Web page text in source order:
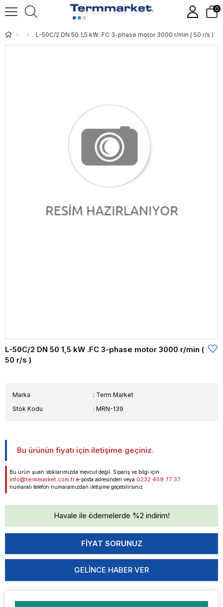
0
L-50C/2 DN 50 1,5 kW .FC 3-phase motor 3000 r/min ( 50 r/s )
L-50C/2 DN 50 1,5 kW .FC 3-phase motor 3000 r/min (
50 r/s )
Marka : Term Market
Stok Kodu
MRN-139
Bu ürünün fiyatı için iletişime geçiniz.
Bu ürün şuan stoklarımızda mevcut değil. Sipariş ve bilgi için
info@termmarket.com.tr e-posta adresinden veya 0232 459 77 37
numaralı telefon numaramızdan iletişime geçebilirsiniz
Havale ile ödemelerde %2 indirim!
GELINCE HABER VER